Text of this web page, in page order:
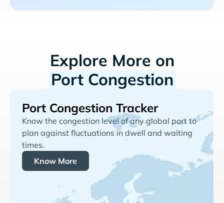
Explore More on
Port Congestion
Port Congestion Tracker
Know the congestion level of any global port to
plan against fluctuations in dwell and waiting
times.
Know More